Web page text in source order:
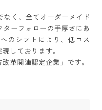
く、全てオーダーメイド
ーフォローの手厚さにあ
のシフトにより、低コス
しております。
革関連認定企業」です。